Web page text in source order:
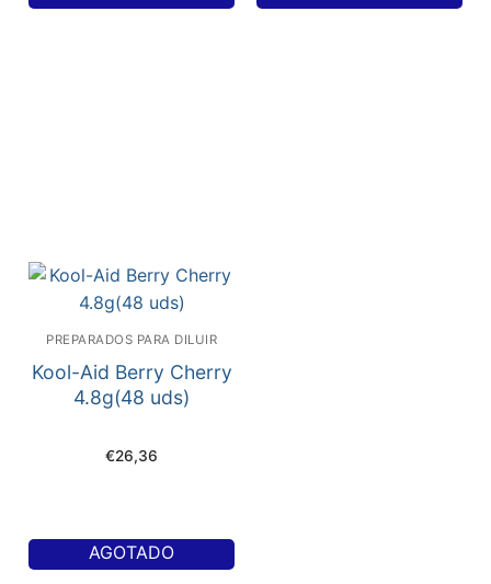
PREPARADOS PARA DILUIR
Kool-Aid Berry Cherry
4.8g(48 uds)
€26,36
AGOTADO